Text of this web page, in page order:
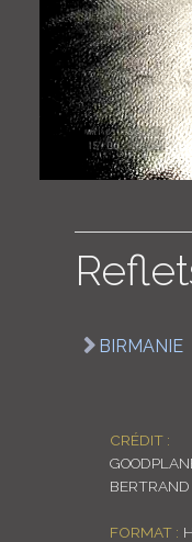
BIRMANIE
CRÉDIT :
FORMAT :